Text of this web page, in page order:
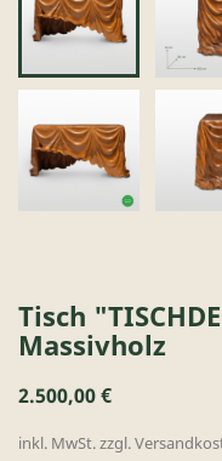
Tisch
Massivholz
2.500,00 €
inkl. MwSt. zzgl.